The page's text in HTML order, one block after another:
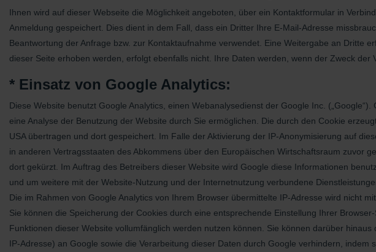
Ihnen wird auf dieser Webseite die Möglichkeit angeboten, über ein Kontaktformular in
Anmeldung gespeichert. Dies dient in dem Fall, dass ein Dritter Ihre E-Mail-Adresse
Beantwortung der Anfrage bzw. zur Kontaktaufnahme verwendet. Eine Weitergabe an Dritte
dieser Seite erhoben werden, erfolgt ebenfalls nicht. Ihre Daten werden, wenn der Zweck der
* Einsatz von Google Analytics:
Diese Website benutzt Google Analytics, einen Webanalysedienst der Google Inc.
eine Analyse der Benutzung der Website durch Sie ermöglichen. Die durch den Cookie
USA übertragen und dort gespeichert. Im Falle der Aktivierung der IP-Anonymisierung auf
in anderen Vertragsstaaten des Abkommens über den Europäischen Wirtschaftsraum zuvor
dort gekürzt. Im Auftrag des Betreibers dieser Website wird Google diese Informationen
und um weitere mit der Website-Nutzung und der Internetnutzung verbundene
Die im Rahmen von Google Analytics von Ihrem Browser übermittelte IP-Adresse wird nicht
Sie können die Speicherung der Cookies durch eine entsprechende Einstellung Ihrer
Funktionen dieser Website vollumfänglich werden nutzen können. Sie können darüber
IP-Adresse) an Google sowie die Verarbeitung dieser Daten durch Google verhindern,